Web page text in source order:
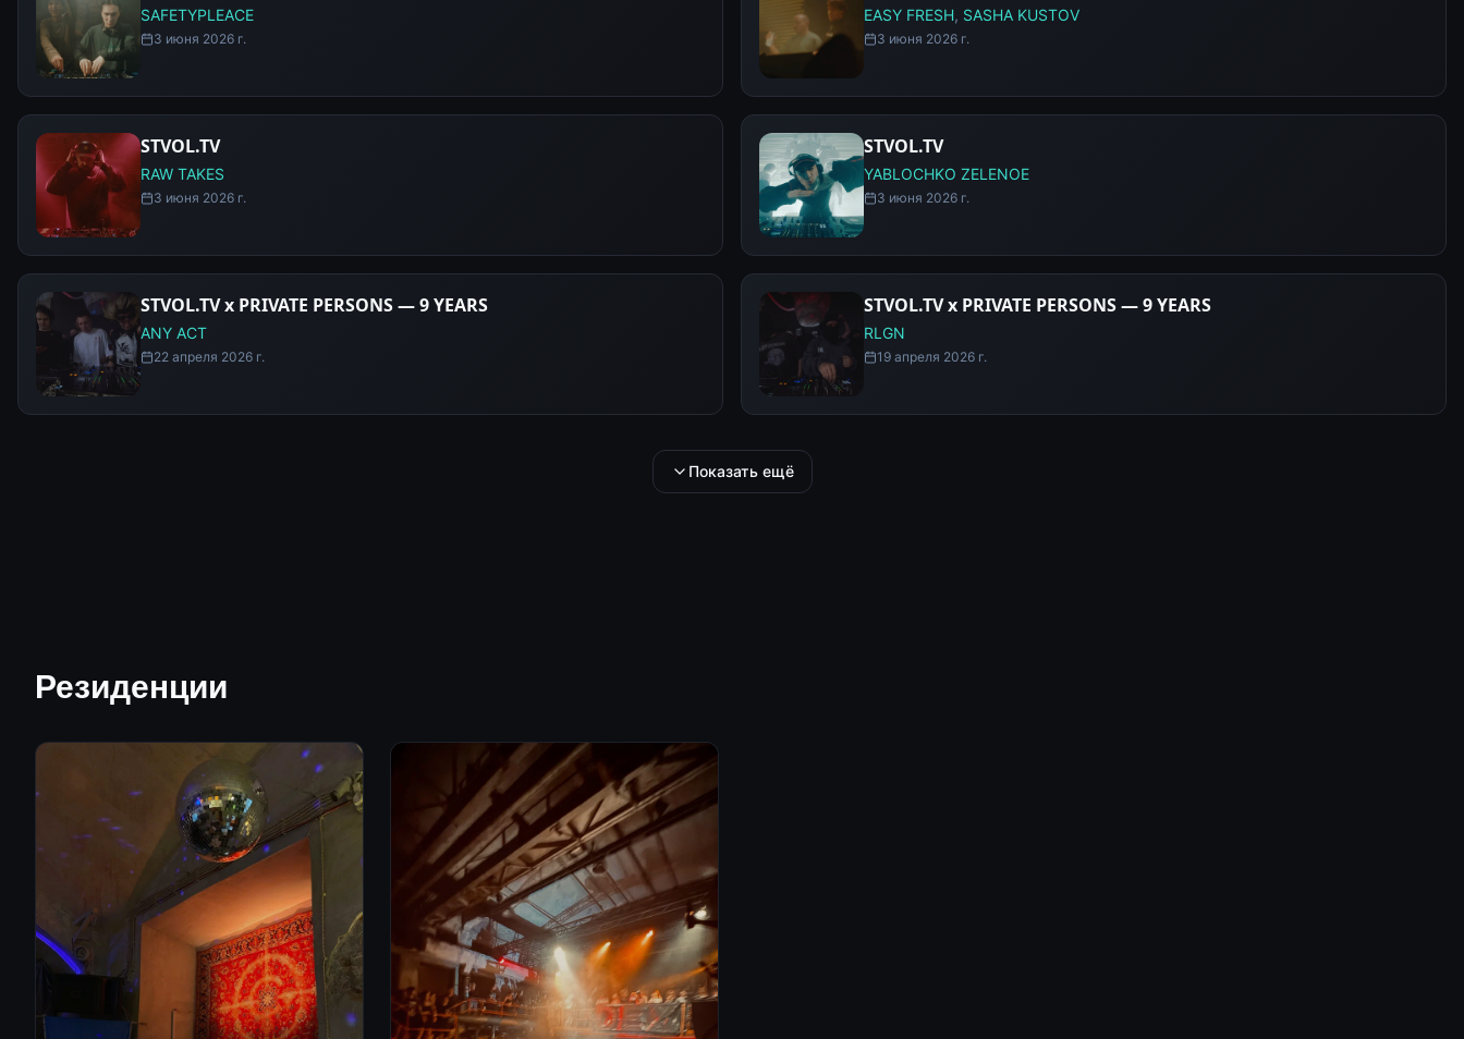
SAFETYPLEACE
3 июня 2026 г.
EASY FRESH, SASHA KUSTOV
3 июня 2026 г.
STVOL.TV
RAW TAKES
3 июня 2026 г.
STVOL.TV
YABLOCHKO ZELENOE
3 июня 2026 г.
STVOL.TV x PRIVATE PERSONS — 9 YEARS
ANY ACT
22 апреля 2026 г.
STVOL.TV x PRIVATE PERSONS — 9 YEARS
RLGN
19 апреля 2026 г.
Показать ещё
Резиденции